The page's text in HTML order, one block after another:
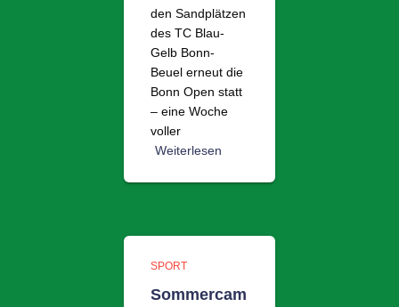
den Sandplätzen
des TC Blau-
Gelb Bonn-
Beuel erneut die
Bonn Open statt
– eine Woche
voller
Weiterlesen
SPORT
Sommercam